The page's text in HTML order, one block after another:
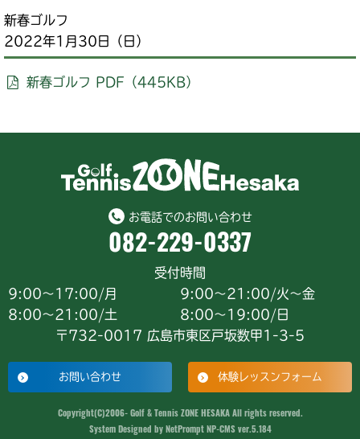
新春ゴルフ
2022年1月30日（日）
新春ゴルフ PDF（445KB）
お電話でのお問い合わせ
082-229-0337
受付時間
9:00～17:00/月
9:00～21:00/火～金
8:00～21:00/土
8:00～19:00/日
〒732-0017 広島市東区戸坂数甲1-3-5
お問い合わせ 体験レッスンフォーム
Copyright(C)2006- Golf & Tennis ZONE HESAKA All rights reserved.
System Designed by NetPromptNP-CMS ver.5.184